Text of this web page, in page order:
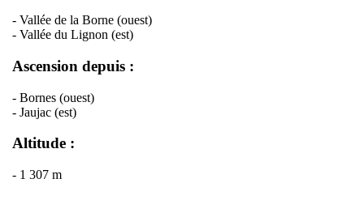
- Vallée de la Borne (ouest)
- Vallée du Lignon (est)
Ascension depuis :
- Bornes (ouest)
- Jaujac (est)
Altitude :
- 1 307 m